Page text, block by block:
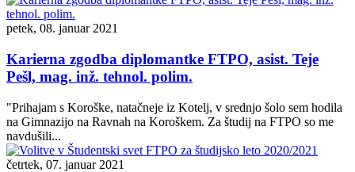
petek, 08. januar 2021
Karierna zgodba diplomantke FTPO, asist. Teje
Pešl, mag. inž. tehnol. polim.
"Prihajam s Koroške, natačneje iz Kotelj, v srednjo šolo sem hodila
na Gimnazijo na Ravnah na Koroškem. Za študij na FTPO so me
navdušili...
četrtek, 07. januar 2021